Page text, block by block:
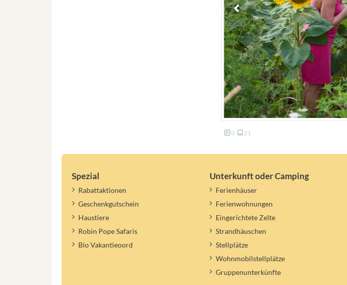
0 21
Spezial
Rabattaktionen
Geschenkgutschein
Haustiere
Robin Pope Safaris
Bio Vakantieoord
Unterkunft oder Camping
Ferienhäuser
Ferienwohnungen
Eingerichtete Zelte
Strandhäuschen
Stellplätze
Wohnmobilstellplätze
Gruppenunterkünfte